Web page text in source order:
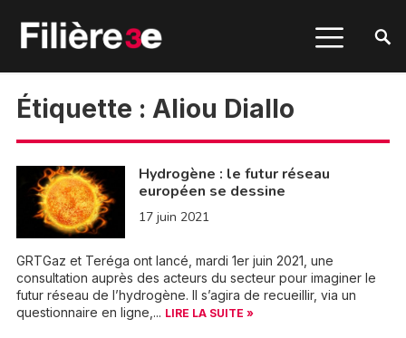
Étiquette : Aliou Diallo
Hydrogène : le futur réseau
européen se dessine
17 juin 2021
GRTGaz et Teréga ont lancé, mardi 1er juin 2021, une
consultation auprès des acteurs du secteur pour imaginer le
futur réseau de l’hydrogène. Il s’agira de recueillir, via un
questionnaire en ligne,... LIRE LA SUITE »